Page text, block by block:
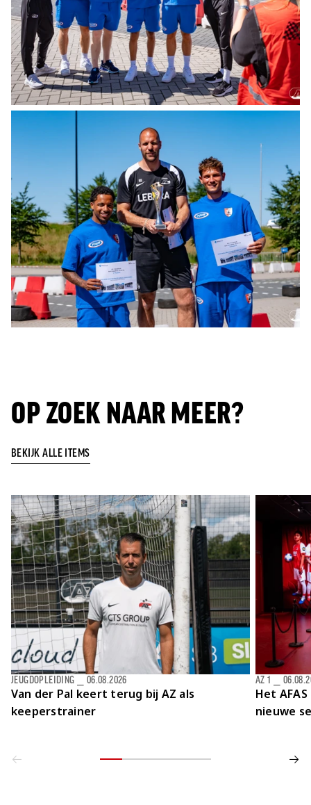
OP ZOEK NAAR MEER?
BEKIJK ALLE ITEMS
Van der Pal keert terug bij AZ als
keeperstrainer
JEUGDOPLEIDING 06.08.2026
Het
nieuwe
AZ 1